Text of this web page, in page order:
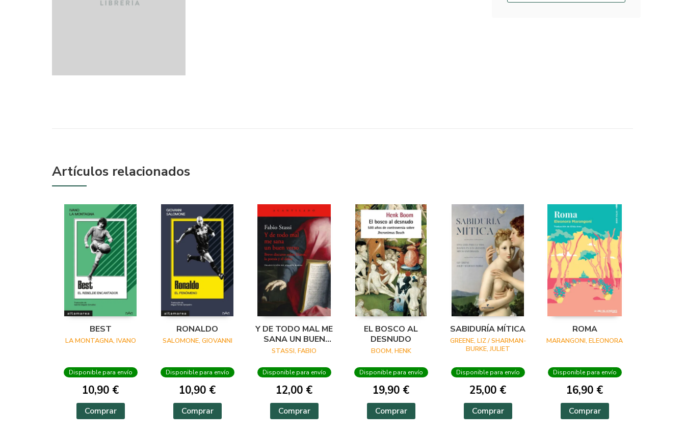
Artículos relacionados
BEST
LA MONTAGNA, IVANO
Disponible para envío
10,90 €
Comprar
RONALDO
SALOMONE, GIOVANNI
Disponible para envío
10,90 €
Comprar
Y DE TODO MAL ME
SANA UN BUEN
VERSO
STASSI, FABIO
Disponible para envío
12,00 €
Comprar
EL BOSCO AL
DESNUDO
BOOM, HENK
Disponible para envío
19,90 €
Comprar
SABIDURÍA MÍTICA
GREENE, LIZ / SHARMAN-
BURKE, JULIET
Disponible para envío
25,00 €
Comprar
ROMA
MARANGONI, ELEONORA
Disponible para envío
16,90 €
Comprar